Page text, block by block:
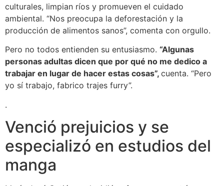
culturales, limpian ríos y promueven el cuidado
ambiental. “Nos preocupa la deforestación y la
producción de alimentos sanos”, comenta con orgullo.
Pero no todos entienden su entusiasmo. “Algunas
personas adultas dicen que por qué no me dedico a
trabajar en lugar de hacer estas cosas”, cuenta. “Pero
yo sí trabajo, fabrico trajes furry”.
.
Venció prejuicios y se
especializó en estudios del
manga